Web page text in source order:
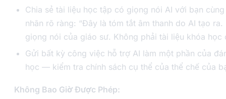
Chia sẻ tài liệu học tập có giọng nói AI với bạn
nhãn rõ ràng: “Đây là tóm tắt âm thanh do AI tạo ra.
giọng nói của giáo sư. Không phải tài liệu khóa học
Gửi bất kỳ công việc hỗ trợ AI làm một phần của
học — kiểm tra chính sách cụ thể của thể chế của
Không Bao Giờ Được Phép: